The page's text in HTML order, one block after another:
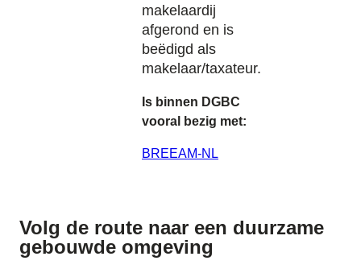
makelaardij
afgerond en is
beëdigd als
makelaar/taxateur.
Is binnen DGBC
vooral bezig met:
BREEAM-NL
Volg de route naar een duurzame
gebouwde omgeving